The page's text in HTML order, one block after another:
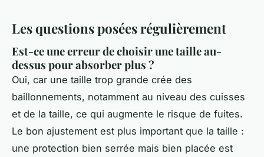
Les questions posées régulièrement
Est-ce une erreur de choisir une taille au-
dessus pour absorber plus ?
Oui, car une taille trop grande crée des
baillonnements, notamment au niveau des cuisses
et de la taille, ce qui augmente le risque de fuites.
Le bon ajustement est plus important que la taille :
une protection bien serrée mais bien placée est